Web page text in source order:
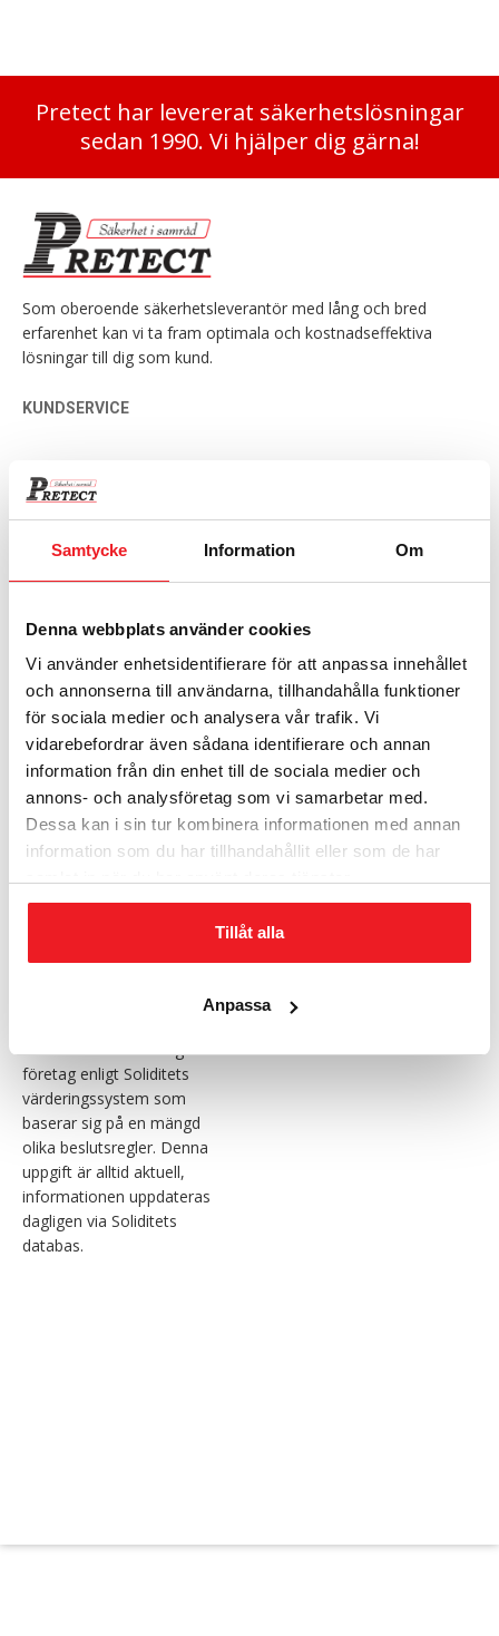
Samtycke Information Om
Denna webbplats använder cookies
Vi använder enhetsidentifierare för att anpassa innehållet
och annonserna till användarna, tillhandahålla funktioner
för sociala medier och analysera vår trafik. Vi
vidarebefordrar även sådana identifierare och annan
information från din enhet till de sociala medier och
annons- och analysföretag som vi samarbetar med.
Dessa kan i sin tur kombinera informationen med annan
information som du har tillhandahållit eller som de har
Tillåt alla
Anpassa
Pretect har levererat säkerhetslösningar
sedan 1990. Vi hjälper dig gärna!
Som oberoende säkerhetsleverantör med lång och bred
erfarenhet kan vi ta fram optimala och kostnadseffektiva
lösningar till dig som kund.
KUNDSERVICE
Betalsätt
Ångerrätt & garanti
Leveransvillkor
Säkerhet & sekretess
Manualer
Skåpklassningar
Beloppsgränser i värdeskåp
KONTAKTA OSS
Pretect AB
Timmervägen 1, 463 35 Göta
Telefon:031-98 34 00